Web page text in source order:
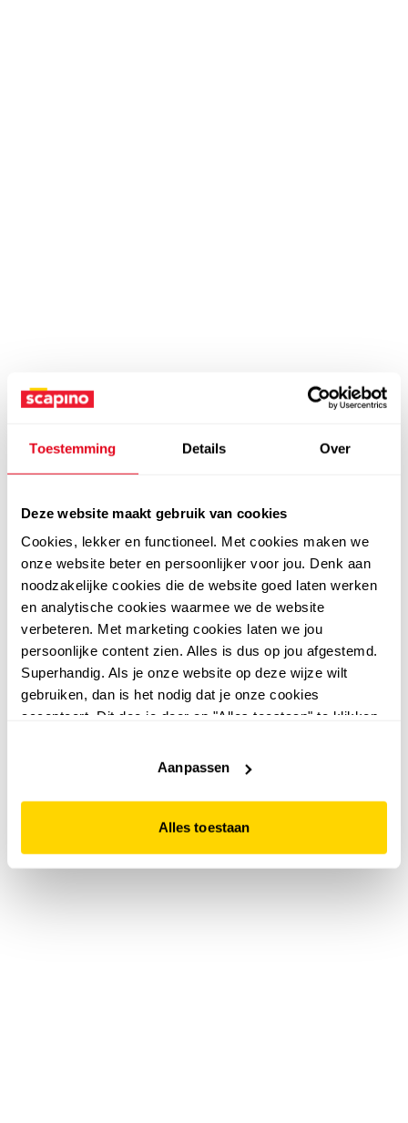
Toestemming Details Over
Deze website maakt gebruik van cookies
Cookies, lekker en functioneel. Met cookies maken we
onze website beter en persoonlijker voor jou. Denk aan
noodzakelijke cookies die de website goed laten werken
en analytische cookies waarmee we de website
verbeteren. Met marketing cookies laten we jou
persoonlijke content zien. Alles is dus op jou afgestemd.
Superhandig. Als je onze website op deze wijze wilt
gebruiken, dan is het nodig dat je onze cookies
accepteert. Dit doe je door op "Alles toestaan" te klikken.
website niet optimaal functioneert.
Aanpassen
Alles toestaan